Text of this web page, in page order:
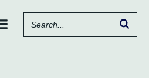
contenu